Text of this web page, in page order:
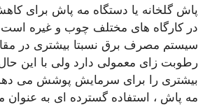
پاش گلخانه یا دستگاه مه پاش برای
در کارگاه های مختلف چوب و غیره
سیستم مصرف برق نسبتا بیشتری در
رطوبت زای معمولی دارد ولی با این
بیشتری را برای سرمایش پوشش می دهد
مه پاش ، استفاده گسترده ای به عنوان